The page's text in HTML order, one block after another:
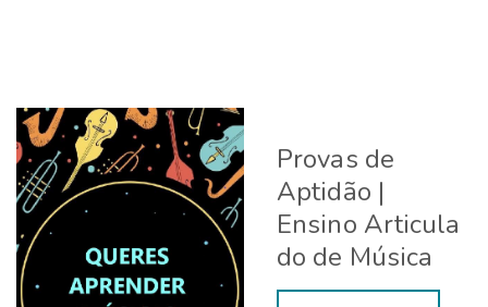
Provas de
Aptidão |
Ensino Articula
do de Música